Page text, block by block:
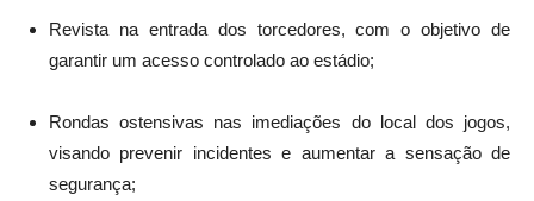
Revista na entrada dos torcedores, com o objetivo de
garantir um acesso controlado ao estádio;
Rondas ostensivas nas imediações do local dos jogos,
visando prevenir incidentes e aumentar a sensação de
segurança;